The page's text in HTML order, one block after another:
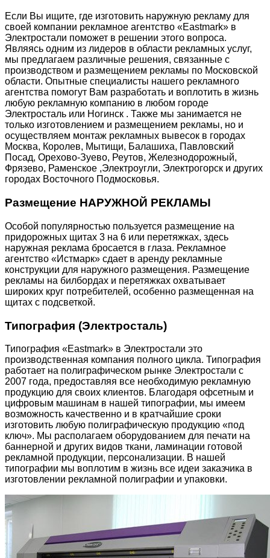
Если Вы ищите, где изготовить наружную рекламу для
своей компании рекламное агентство «Eastmark» в
Электростали поможет в решении этого вопроса.
Являясь одним из лидеров в области рекламных услуг,
мы предлагаем различные решения, связанные с
производством и размещением рекламы по Московской
области. Опытные специалисты нашего рекламного
агентства помогут Вам разработать и воплотить в жизнь
любую рекламную компанию в любом городе
Электросталь или Ногинск . Также мы занимается не
только изготовлением и размещением рекламы, но и
осуществляем монтаж рекламных вывесок в городах
Москва, Королев, Мытищи, Балашиха, Павловский
Посад, Орехово-Зуево, Реутов, Железнодорожный,
Фрязево, Раменское ,Электроугли, Электрогорск и других
городах Восточного Подмосковья.
Размещение НАРУЖНОЙ РЕКЛАМЫ
Особой популярностью пользуется размещение на
придорожных щитах 3 на 6 или перетяжках, здесь
наружная реклама бросается в глаза. Рекламное
агентство «Истмарк» сдает в аренду рекламные
конструкции для наружного размещения. Размещение
рекламы на билбордах и перетяжках охватывает
широких круг потребителей, особенно размещенная на
щитах с подсветкой.
Типография (Электросталь)
Типография «Eastmark» в Электростали это
производственная компания полного цикла. Типография
работает на полиграфическом рынке Электростали с
2007 года, предоставляя все необходимую рекламную
продукцию для своих клиентов. Благодаря офсетным и
цифровым машинам в нашей типографии, мы имеем
возможность качественно и в кратчайшие сроки
изготовить любую полиграфическую продукцию «под
ключ». Мы располагаем оборудованием для печати на
баннерной и других видов ткани, ламинации готовой
рекламной продукции, персонализации. В нашей
типографии мы воплотим в жизнь все идеи заказчика в
изготовлении рекламной полиграфии и упаковки.